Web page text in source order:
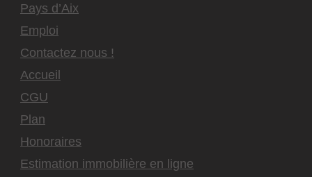
Pays d’Aix
Emploi
Contactez nous !
Accueil
CGU
Plan
Honoraires
Estimation immobilière en ligne